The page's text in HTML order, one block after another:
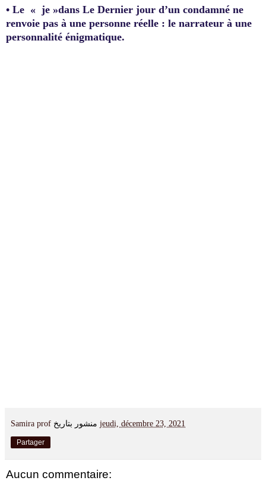
• Le « je »dans Le Dernier jour d’un condamné ne
renvoie pas à une personne réelle : le narrateur à une
personnalité énigmatique.
Samira prof jeudi, décembre 23, 2021
Partager
Aucun commentaire: